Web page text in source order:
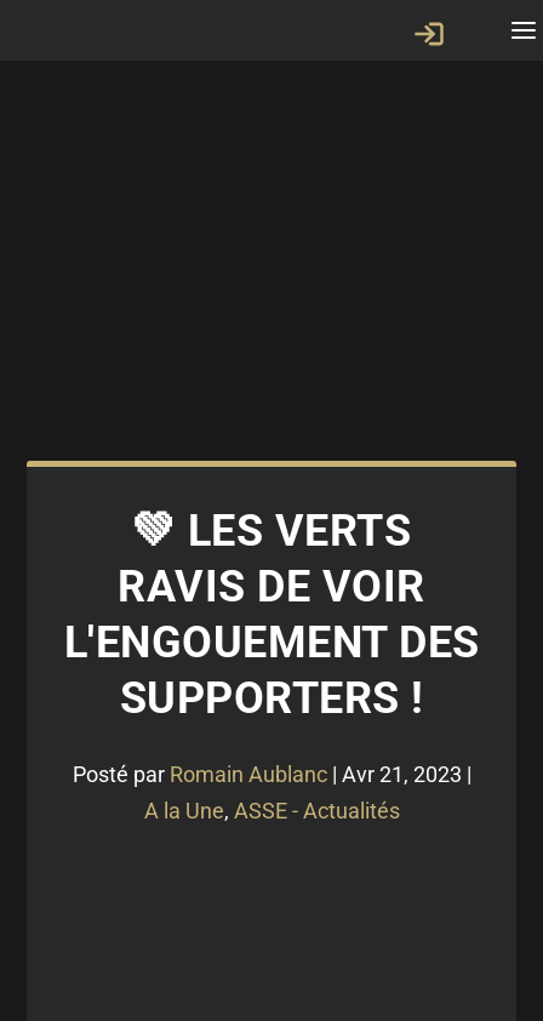
💚 LES VERTS
RAVIS DE VOIR
L'ENGOUEMENT DES
SUPPORTERS !
Posté par Romain Aublanc| Avr 21, 2023 |
A la Une, ASSE - Actualités